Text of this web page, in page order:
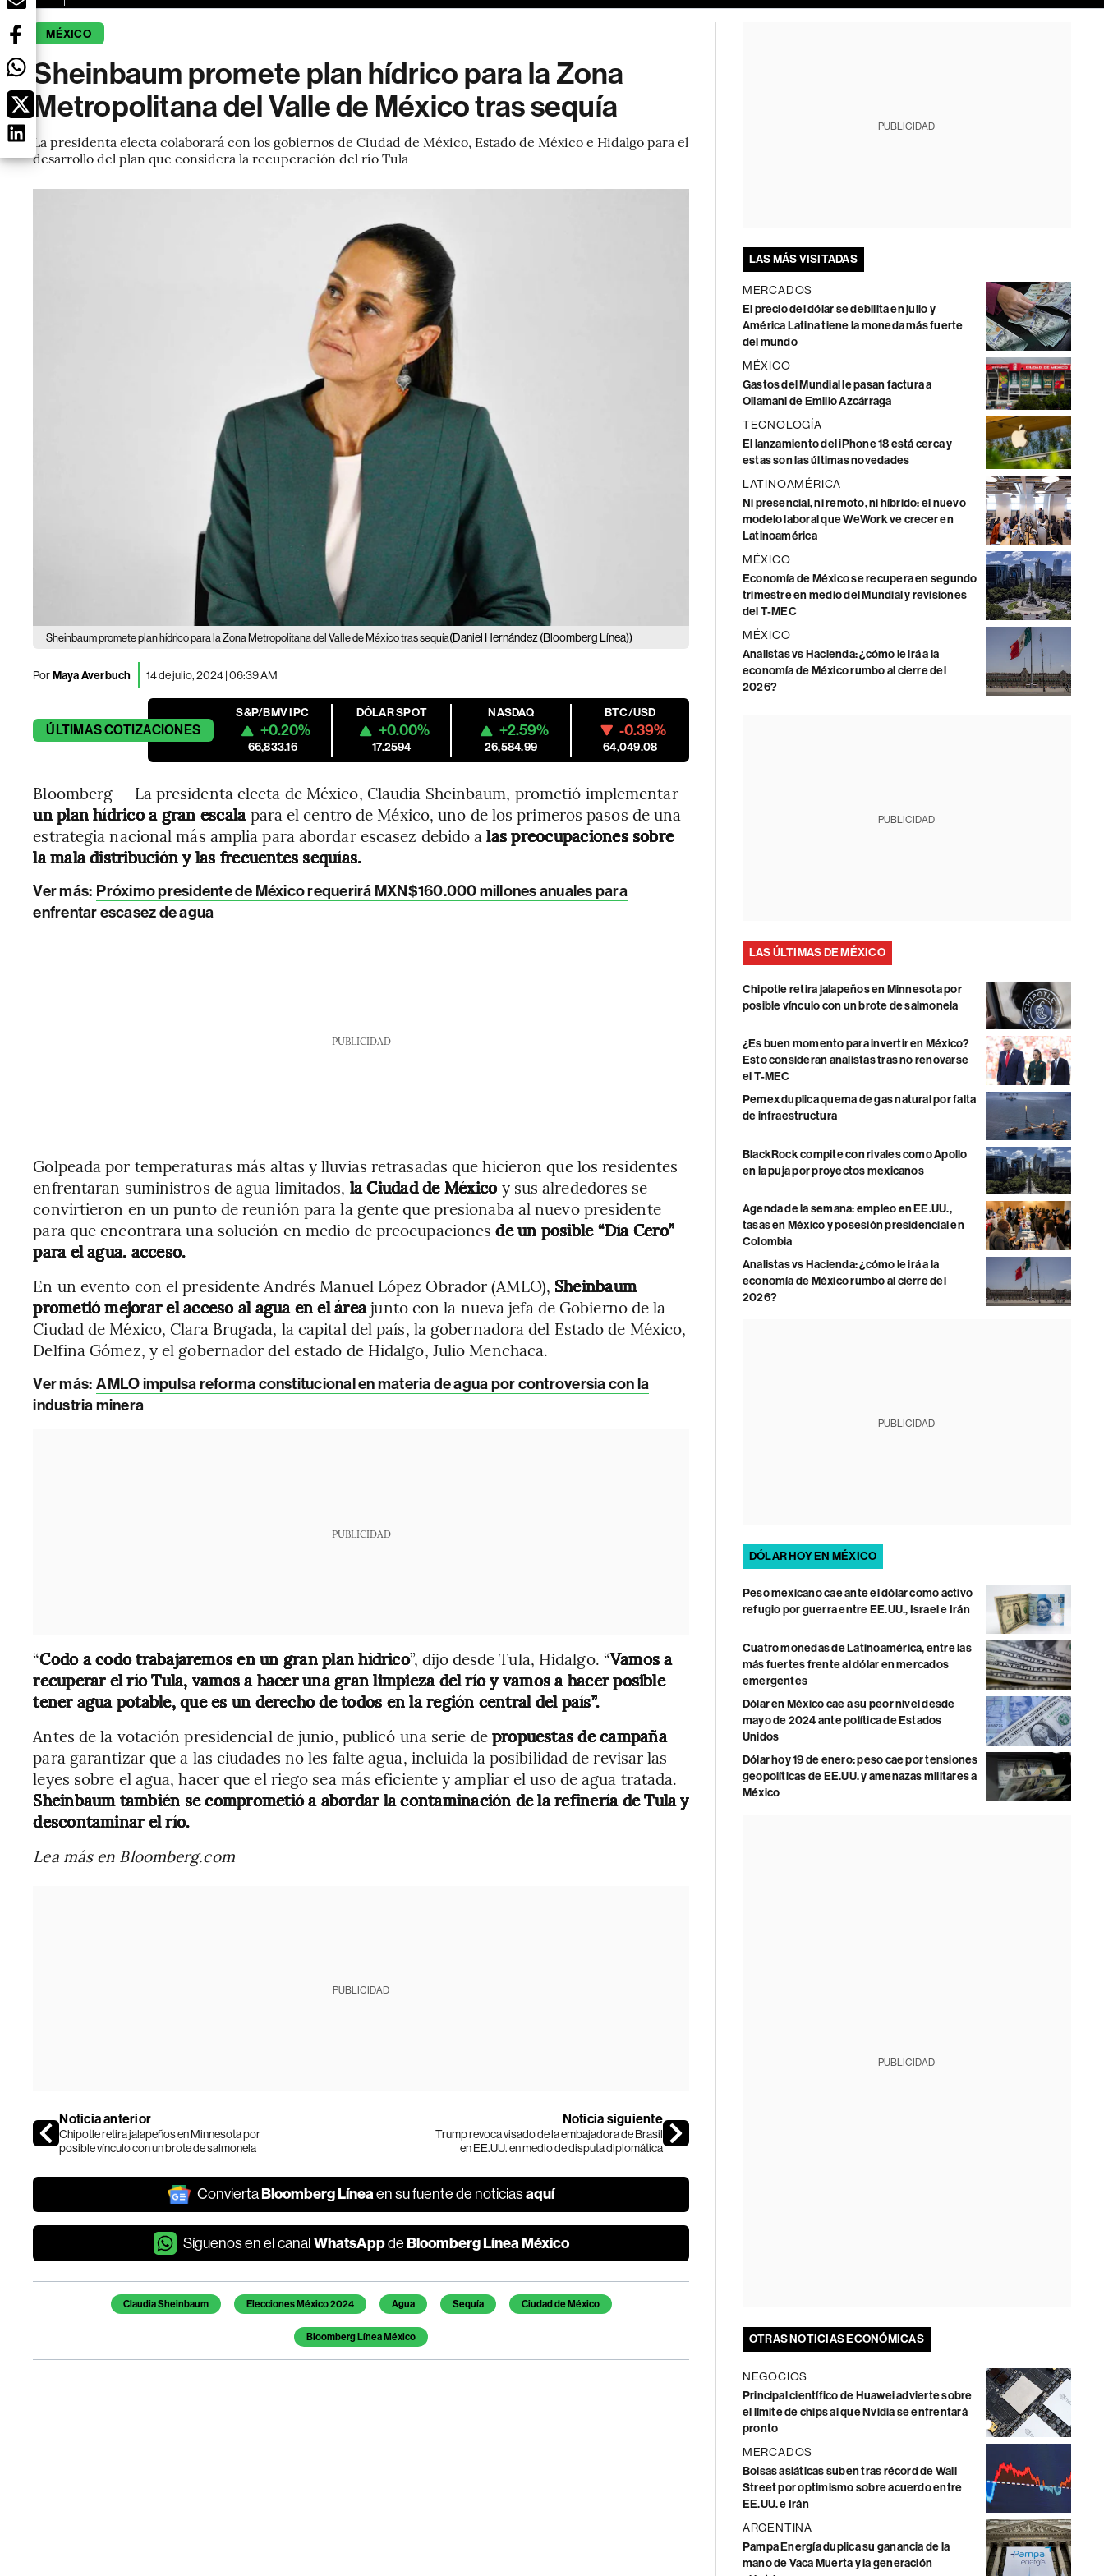
MÉXICO
Sheinbaum promete plan hídrico para la Zona
Metropolitana del Valle de México tras sequía
La presidenta electa colaborará con los gobiernos de Ciudad de México, Estado de México e Hidalgo para el
desarrollo del plan que considera la recuperación del río Tula
Sheinbaum promete plan hídrico para la Zona Metropolitana del Valle de México tras sequía(Daniel Hernández (Bloomberg Línea))
PorMaya Averbuch 14 de julio, 2024 | 06:39 AM
ÚLTIMASCOTIZACIONES
S&P/BMV IPC
+0.20%
66,833.16
DÓLAR SPOT
+0.00%
17.2594
NASDAQ
+2.59%
26,584.99
BTC/USD
-0.39%
64,049.08
Bloomberg — La presidenta electa de México, Claudia Sheinbaum, prometió implementar
un plan hídrico a gran escalapara el centro de México, uno de los primeros pasos de una
estrategia nacional más amplia para abordar escasez debido alas preocupaciones sobre
la mala distribución y las frecuentes sequías.
Ver más: Próximo presidente de México requerirá MXN$160.000 millones anuales para
enfrentar escasez de agua
PUBLICIDAD
Golpeada por temperaturas más altas y lluvias retrasadas que hicieron que los residentes
enfrentaran suministros de agua limitados, la Ciudad de Méxicoy sus alrededores se
convirtieron en un punto de reunión para la gente que presionaba al nuevo presidente
para que encontrara una solución en medio de preocupacionesde un posible “Día Cero”
para el agua. acceso.
En un evento con el presidente Andrés Manuel López Obrador (AMLO), Sheinbaum
prometió mejorar el acceso al agua en el áreajunto con la nueva jefa de Gobierno de la
Ciudad de México, Clara Brugada, la capital del país, la gobernadora del Estado de México,
Delfina Gómez, y el gobernador del estado de Hidalgo, Julio Menchaca.
Ver más: AMLO impulsa reforma constitucional en materia de agua por controversia con la
industria minera
PUBLICIDAD
“Codo a codo trabajaremos en un gran plan hídrico”, dijo desde Tula, Hidalgo. “Vamos a
recuperar el río Tula, vamos a hacer una gran limpieza del río y vamos a hacer posible
tener agua potable, que es un derecho de todos en la región central del país”.
Antes de la votación presidencial de junio, publicó una serie depropuestas de campaña
para garantizar que a las ciudades no les falte agua, incluida la posibilidad de revisar las
leyes sobre el agua, hacer que el riego sea más eficiente y ampliar el uso de agua tratada.
Sheinbaum también se comprometió a abordar la contaminación de la refinería de Tula y
descontaminar el río.
Lea más en Bloomberg.com
PUBLICIDAD
Noticia anterior
Chipotle retira jalapeños en Minnesota por
posible vínculo con un brote de salmonela
Noticia siguiente
Trump revoca visado de la embajadora de Brasil
en EE.UU. en medio de disputa diplomática
ConviertaBloomberg Líneaen su fuente de noticiasaquí
Síguenos en el canal WhatsAppde Bloomberg Línea México
Temas de este artículo
Claudia Sheinbaum Elecciones México 2024 Agua Sequía Ciudad de México
Bloomberg Línea México
PUBLICIDAD
LAS MÁS VISITADAS
MERCADOS
El precio del dólar se debilita en julio y
América Latina tiene la moneda más fuerte
del mundo
MÉXICO
Gastos del Mundial le pasan factura a
Ollamani de Emilio Azcárraga
TECNOLOGÍA
El lanzamiento del iPhone 18 está cerca y
estas son las últimas novedades
LATINOAMÉRICA
Ni presencial, ni remoto, ni híbrido: el nuevo
modelo laboral que WeWork ve crecer en
Latinoamérica
MÉXICO
Economía de México se recupera en segundo
trimestre en medio del Mundial y revisiones
del T-MEC
MÉXICO
Analistas vs Hacienda: ¿cómo le irá a la
economía de México rumbo al cierre del
2026?
PUBLICIDAD
LAS ÚLTIMAS DE MÉXICO
Chipotle retira jalapeños en Minnesota por
posible vínculo con un brote de salmonela
¿Es buen momento para invertir en México?
Esto consideran analistas tras no renovarse
el T-MEC
Pemex duplica quema de gas natural por falta
de infraestructura
BlackRock compite con rivales como Apollo
en la puja por proyectos mexicanos
Agenda de la semana: empleo en EE.UU.,
tasas en México y posesión presidencial en
Colombia
Analistas vs Hacienda: ¿cómo le irá a la
economía de México rumbo al cierre del
2026?
PUBLICIDAD
DÓLAR HOY EN MÉXICO
Peso mexicano cae ante el dólar como activo
refugio por guerra entre EE.UU., Israel e Irán
Cuatro monedas de Latinoamérica, entre las
más fuertes frente al dólar en mercados
emergentes
Dólar en México cae a su peor nivel desde
mayo de 2024 ante política de Estados
Unidos
Dólar hoy 19 de enero: peso cae por tensiones
geopolíticas de EE.UU. y amenazas militares a
México
PUBLICIDAD
OTRAS NOTICIAS ECONÓMICAS
NEGOCIOS
Principal científico de Huawei advierte sobre
el límite de chips al que Nvidia se enfrentará
pronto
MERCADOS
Bolsas asiáticas suben tras récord de Wall
Street por optimismo sobre acuerdo entre
EE.UU. e Irán
ARGENTINA
Pampa Energía duplica su ganancia de la
mano de Vaca Muerta y la generación